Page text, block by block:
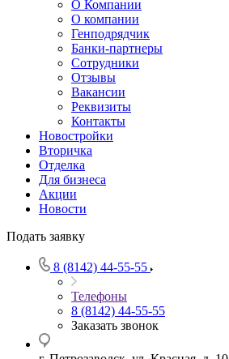
О Компании
О компании
Генподрядчик
Банки-партнеры
Сотрудники
Отзывы
Вакансии
Реквизиты
Контакты
Новостройки
Вторичка
Отделка
Для бизнеса
Акции
Новости
Подать заявку
8 (8142) 44-55-55
Телефоны
8 (8142) 44-55-55
Заказать звонок